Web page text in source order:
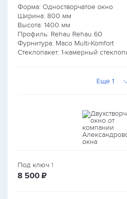
Форма: Одностворчатое окно
Ширина: 800 мм
Высота: 1400 мм
Профиль: Rehau Rehau 60
Фурнитура: Maco Multi-Komfort
Стеклопакет: 1-камерный
Еще 1
Под ключ 1
8 500 руб.
₽